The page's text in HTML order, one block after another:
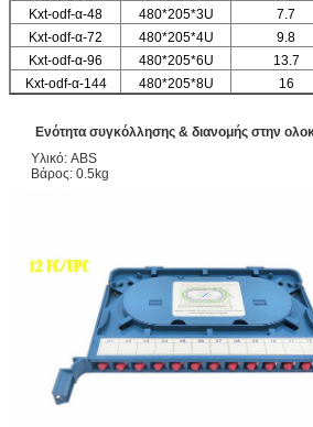
Kxt-odf-α-48
480*205*3U 7.7
Kxt-odf-α-72
480*205*4U 9.8
Kxt-odf-α-96
480*205*6U 13.7
Kxt-odf-α-144
480*205*8U 16
Ενότητα συγκόλλησης & διανομής στην
Υλικό: ABS
Βάρος: 0.5kg